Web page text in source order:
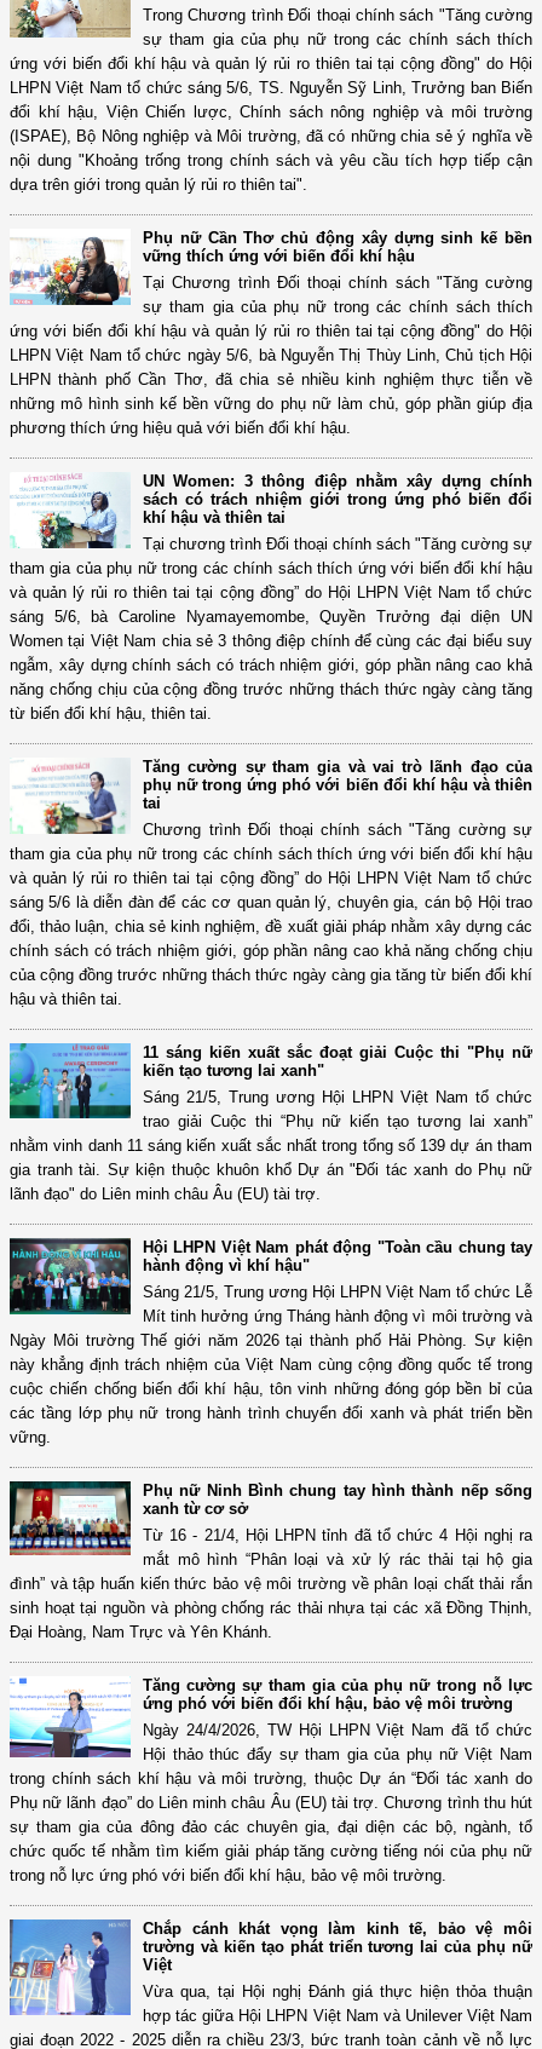
Trong Chương trình Đối thoại chính sách "Tăng cường
sự tham gia của phụ nữ trong các chính sách thích
ứng với biến đổi khí hậu và quản lý rủi ro thiên tai tại cộng đồng" do Hội
LHPN Việt Nam tổ chức sáng 5/6, TS. Nguyễn Sỹ Linh, Trưởng ban Biến
đổi khí hậu, Viện Chiến lược, Chính sách nông nghiệp và môi trường
(ISPAE), Bộ Nông nghiệp và Môi trường, đã có những chia sẻ ý nghĩa về
nội dung "Khoảng trống trong chính sách và yêu cầu tích hợp tiếp cận
dựa trên giới trong quản lý rủi ro thiên tai".
Phụ nữ Cần Thơ chủ động xây dựng sinh kế bền
vững thích ứng với biến đổi khí hậu
Tại Chương trình Đối thoại chính sách "Tăng cường
sự tham gia của phụ nữ trong các chính sách thích
ứng với biến đổi khí hậu và quản lý rủi ro thiên tai tại cộng đồng" do Hội
LHPN Việt Nam tổ chức ngày 5/6, bà Nguyễn Thị Thùy Linh, Chủ tịch Hội
LHPN thành phố Cần Thơ, đã chia sẻ nhiều kinh nghiệm thực tiễn về
những mô hình sinh kế bền vững do phụ nữ làm chủ, góp phần giúp địa
phương thích ứng hiệu quả với biến đổi khí hậu.
UN Women: 3 thông điệp nhằm xây dựng chính
sách có trách nhiệm giới trong ứng phó biến đổi
khí hậu và thiên tai
Tại chương trình Đối thoại chính sách "Tăng cường sự
tham gia của phụ nữ trong các chính sách thích ứng với biến đổi khí hậu
và quản lý rủi ro thiên tai tại cộng đồng” do Hội LHPN Việt Nam tổ chức
sáng 5/6, bà Caroline Nyamayemombe, Quyền Trưởng đại diện UN
Women tại Việt Nam chia sẻ 3 thông điệp chính để cùng các đại biểu suy
ngẫm, xây dựng chính sách có trách nhiệm giới, góp phần nâng cao khả
năng chống chịu của cộng đồng trước những thách thức ngày càng tăng
từ biến đổi khí hậu, thiên tai.
Tăng cường sự tham gia và vai trò lãnh đạo của
phụ nữ trong ứng phó với biến đổi khí hậu và thiên
tai
Chương trình Đối thoại chính sách "Tăng cường sự
tham gia của phụ nữ trong các chính sách thích ứng với biến đổi khí hậu
và quản lý rủi ro thiên tai tại cộng đồng” do Hội LHPN Việt Nam tổ chức
sáng 5/6 là diễn đàn để các cơ quan quản lý, chuyên gia, cán bộ Hội trao
đổi, thảo luận, chia sẻ kinh nghiệm, đề xuất giải pháp nhằm xây dựng các
chính sách có trách nhiệm giới, góp phần nâng cao khả năng chống chịu
của cộng đồng trước những thách thức ngày càng gia tăng từ biến đổi khí
hậu và thiên tai.
11 sáng kiến xuất sắc đoạt giải Cuộc thi "Phụ nữ
kiến tạo tương lai xanh"
Sáng 21/5, Trung ương Hội LHPN Việt Nam tổ chức
trao giải Cuộc thi “Phụ nữ kiến tạo tương lai xanh”
nhằm vinh danh 11 sáng kiến xuất sắc nhất trong tổng số 139 dự án tham
gia tranh tài. Sự kiện thuộc khuôn khổ Dự án "Đối tác xanh do Phụ nữ
lãnh đạo" do Liên minh châu Âu (EU) tài trợ.
Hội LHPN Việt Nam phát động "Toàn cầu chung tay
hành động vì khí hậu"
Sáng 21/5, Trung ương Hội LHPN Việt Nam tổ chức Lễ
Mít tinh hưởng ứng Tháng hành động vì môi trường và
Ngày Môi trường Thế giới năm 2026 tại thành phố Hải Phòng. Sự kiện
này khẳng định trách nhiệm của Việt Nam cùng cộng đồng quốc tế trong
cuộc chiến chống biến đổi khí hậu, tôn vinh những đóng góp bền bỉ của
các tầng lớp phụ nữ trong hành trình chuyển đổi xanh và phát triển bền
vững.
Phụ nữ Ninh Bình chung tay hình thành nếp sống
xanh từ cơ sở
Từ 16 - 21/4, Hội LHPN tỉnh đã tổ chức 4 Hội nghị ra
mắt mô hình “Phân loại và xử lý rác thải tại hộ gia
đình” và tập huấn kiến thức bảo vệ môi trường về phân loại chất thải rắn
sinh hoạt tại nguồn và phòng chống rác thải nhựa tại các xã Đồng Thịnh,
Đại Hoàng, Nam Trực và Yên Khánh.
Tăng cường sự tham gia của phụ nữ trong nỗ lực
ứng phó với biến đổi khí hậu, bảo vệ môi trường
Ngày 24/4/2026, TW Hội LHPN Việt Nam đã tổ chức
Hội thảo thúc đẩy sự tham gia của phụ nữ Việt Nam
trong chính sách khí hậu và môi trường, thuộc Dự án “Đối tác xanh do
Phụ nữ lãnh đạo” do Liên minh châu Âu (EU) tài trợ. Chương trình thu hút
sự tham gia của đông đảo các chuyên gia, đại diện các bộ, ngành, tổ
chức quốc tế nhằm tìm kiếm giải pháp tăng cường tiếng nói của phụ nữ
trong nỗ lực ứng phó với biến đổi khí hậu, bảo vệ môi trường.
Chắp cánh khát vọng làm kinh tế, bảo vệ môi
trường và kiến tạo phát triển tương lai của phụ nữ
Việt
Vừa qua, tại Hội nghị Đánh giá thực hiện thỏa thuận
hợp tác giữa Hội LHPN Việt Nam và Unilever Việt Nam
giai đoạn 2022 - 2025 diễn ra chiều 23/3, bức tranh toàn cảnh về nỗ lực